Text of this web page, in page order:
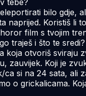
bilo gdje,
naprijed. Koristiš li
film s tvojim
traješ i što te sredi?
koja otvoriš sviraju
zauvijek. Koji je
ca si na 24 sata, ali
o grickalicama.